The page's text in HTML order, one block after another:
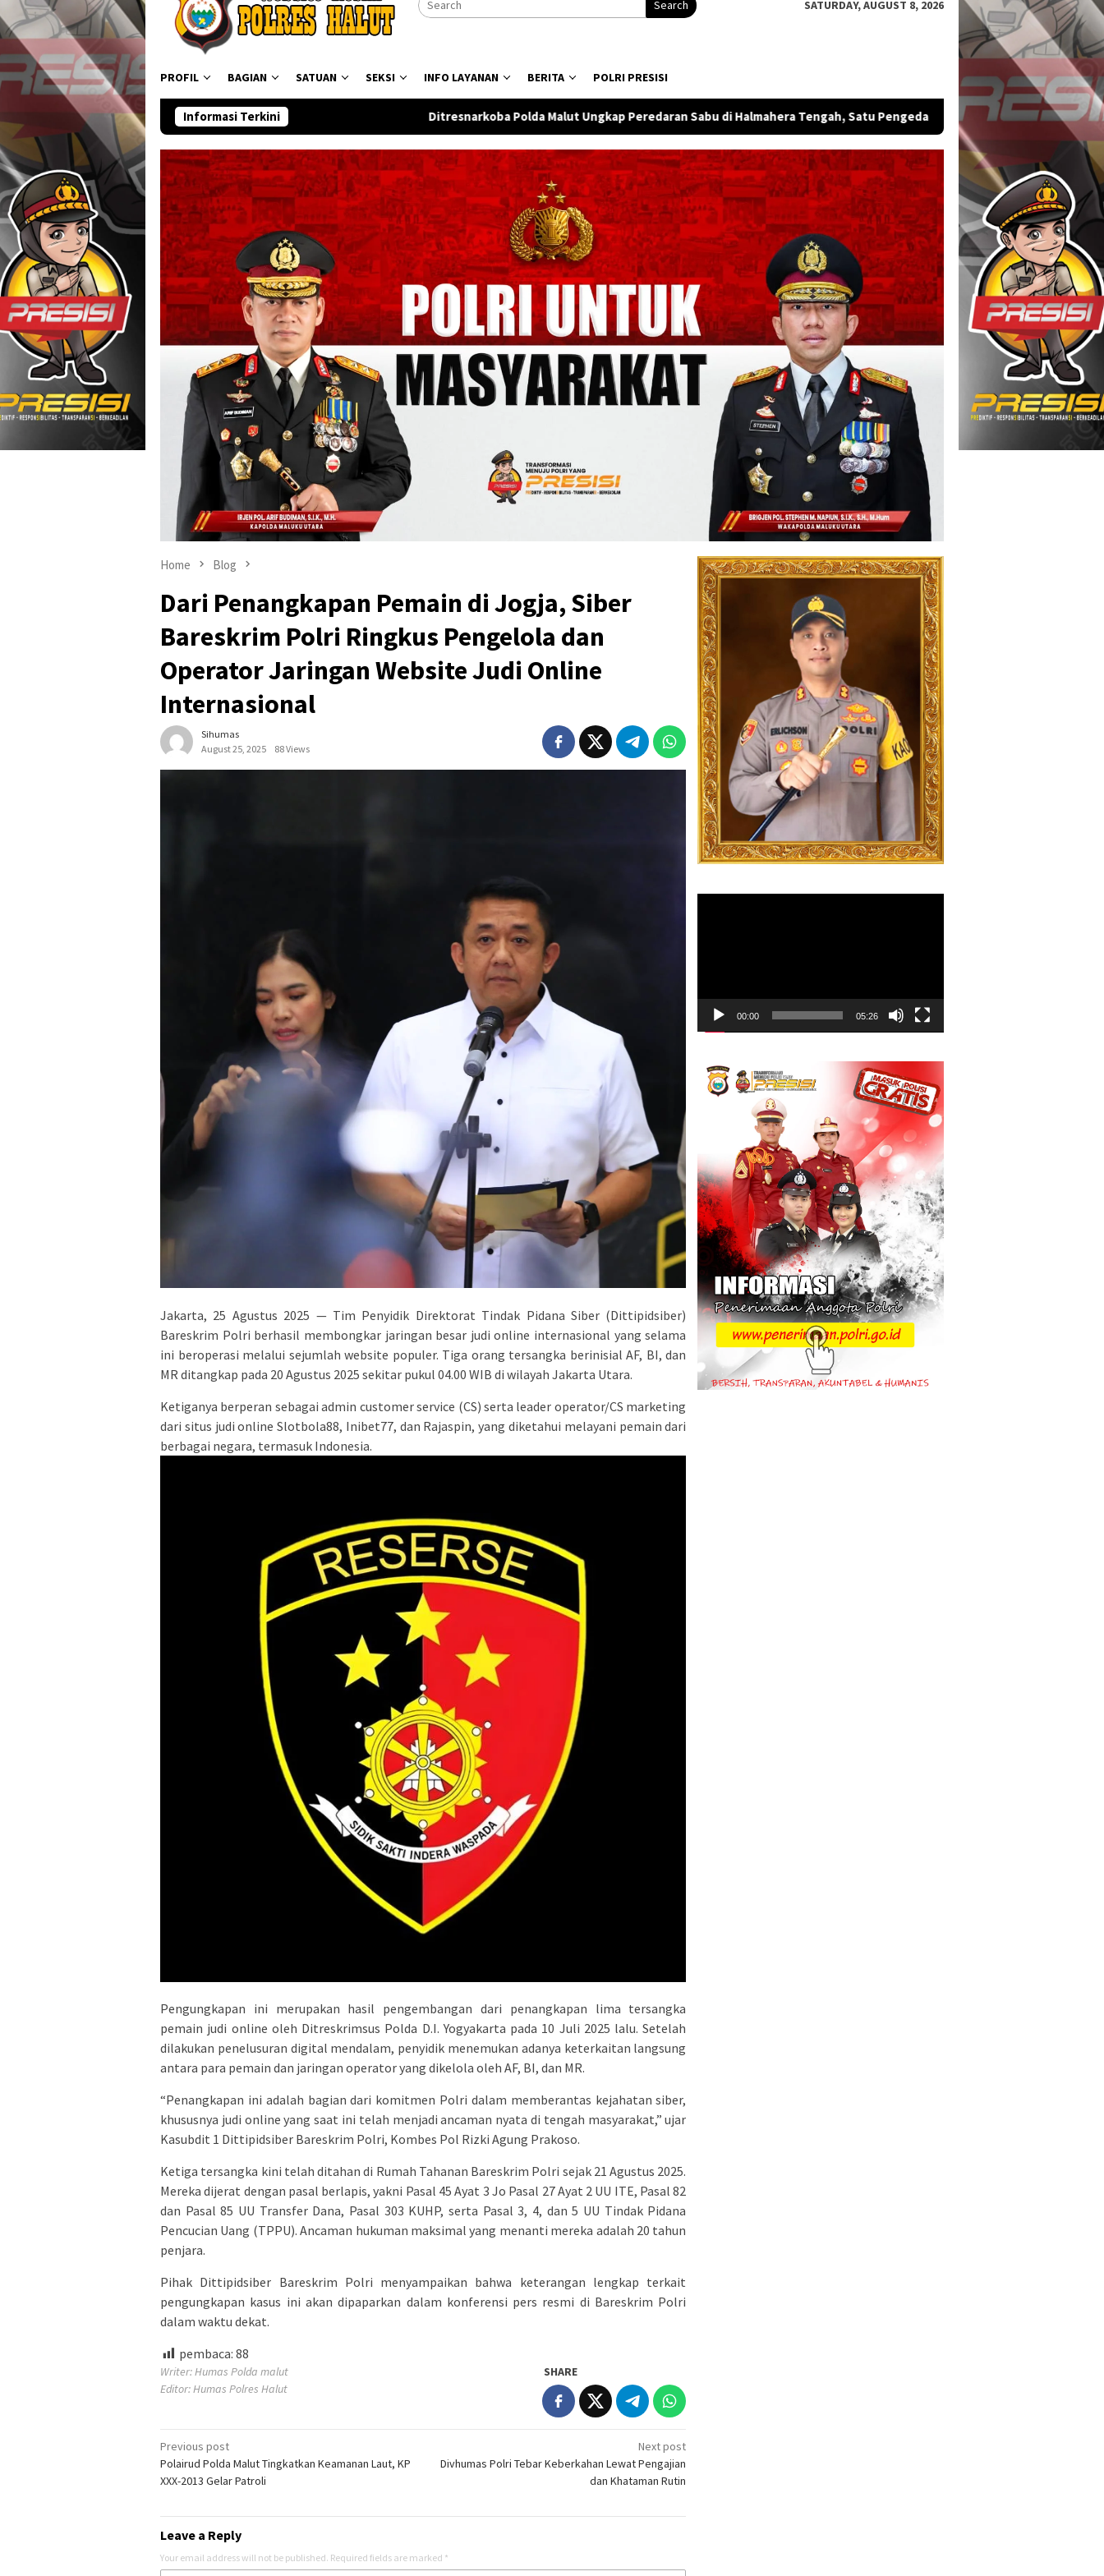
Search SATURDAY, AUGUST 8, 2026
PROFIL BAGIAN SATUAN SEKSI INFO LAYANAN BERITA POLRI PRESISI
Informasi TerkiniDitresnarkoba Polda Malut Ungkap Peredaran Sabu di Halmahera Tengah, Satu Pengedar Diamankan Bintara Remaja Brimob Malut Sabet
Home Blog
Dari Penangkapan Pemain di Jogja, Siber
Bareskrim Polri Ringkus Pengelola dan
Operator Jaringan Website Judi Online
Internasional
Sihumas
August 25, 2025
88 Views
Jakarta, 25 Agustus 2025 — Tim Penyidik Direktorat Tindak Pidana Siber (Dittipidsiber)
Bareskrim Polri berhasil membongkar jaringan besar judi online internasional yang selama
ini beroperasi melalui sejumlah website populer. Tiga orang tersangka berinisial AF, BI, dan
MR ditangkap pada 20 Agustus 2025 sekitar pukul 04.00 WIB di wilayah Jakarta Utara.
Ketiganya berperan sebagai admin customer service (CS) serta leader operator/CS marketing
dari situs judi online Slotbola88, Inibet77, dan Rajaspin, yang diketahui melayani pemain dari
berbagai negara, termasuk Indonesia.
Pengungkapan ini merupakan hasil pengembangan dari penangkapan lima tersangka
pemain judi online oleh Ditreskrimsus Polda D.I. Yogyakarta pada 10 Juli 2025 lalu. Setelah
dilakukan penelusuran digital mendalam, penyidik menemukan adanya keterkaitan langsung
antara para pemain dan jaringan operator yang dikelola oleh AF, BI, dan MR.
“Penangkapan ini adalah bagian dari komitmen Polri dalam memberantas kejahatan siber,
khususnya judi online yang saat ini telah menjadi ancaman nyata di tengah masyarakat,” ujar
Kasubdit 1 Dittipidsiber Bareskrim Polri, Kombes Pol Rizki Agung Prakoso.
Ketiga tersangka kini telah ditahan di Rumah Tahanan Bareskrim Polri sejak 21 Agustus 2025.
Mereka dijerat dengan pasal berlapis, yakni Pasal 45 Ayat 3 Jo Pasal 27 Ayat 2 UU ITE, Pasal 82
dan Pasal 85 UU Transfer Dana, Pasal 303 KUHP, serta Pasal 3, 4, dan 5 UU Tindak Pidana
Pencucian Uang (TPPU). Ancaman hukuman maksimal yang menanti mereka adalah 20 tahun
penjara.
Pihak Dittipidsiber Bareskrim Polri menyampaikan bahwa keterangan lengkap terkait
pengungkapan kasus ini akan dipaparkan dalam konferensi pers resmi di Bareskrim Polri
dalam waktu dekat.
pembaca: 88
Writer: Humas Polda malut
Editor: Humas Polres Halut
SHARE
Post
navigation
Previous post
Polairud Polda Malut Tingkatkan Keamanan Laut, KP
XXX-2013 Gelar Patroli
Next post
Divhumas Polri Tebar Keberkahan Lewat Pengajian
dan Khataman Rutin
Leave a Reply
Your email address will not be published. Required fields are marked *
00:00 05:26